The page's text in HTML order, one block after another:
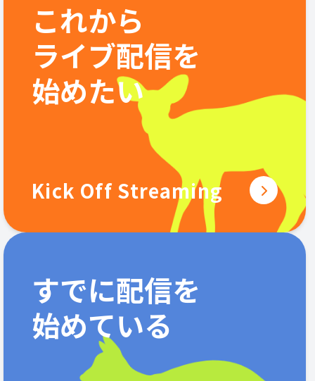
これから
ライブ配信を
始めたい
Kick Off Streaming
すでに配信を
始めている